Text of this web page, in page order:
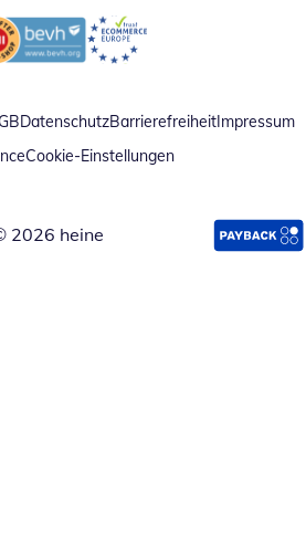
in neuem FensterÖffnet in neuem Fenster
DatenschutzBarrierefreiheit Impressum
Cookie-Einstellungen
2026 heine